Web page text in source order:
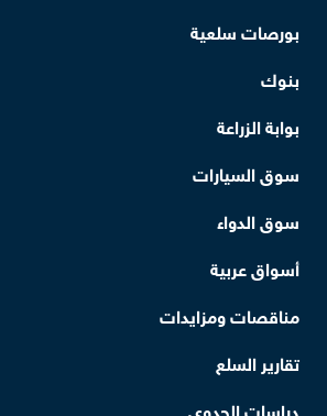
بورصات سلعية
بنوك
بوابة الزراعة
سوق السيارات
سوق الدواء
أسواق عربية
مناقصات ومزايدات
تقارير السلع
دراسات الجدوى